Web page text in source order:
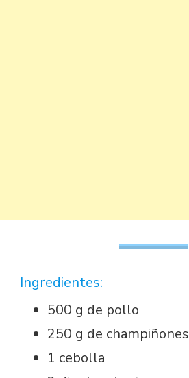
Ingredientes:
500 g de pollo
250 g de champiñones
1 cebolla